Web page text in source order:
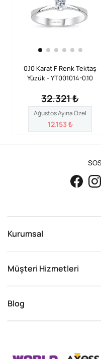
0.10 Karat F Renk Tektaş
Yüzük - YT001014-0.10
32.321 ₺
Ağustos Ayına Özel
12.153 ₺
Kurumsal
Müşteri Hizmetleri
Blog